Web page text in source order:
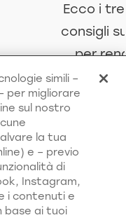
Ecco i
consigli
per
simili –
per migliorare
sul nostro
la tua
e – previo
di
Instagram,
i contenuti e
base ai tuoi